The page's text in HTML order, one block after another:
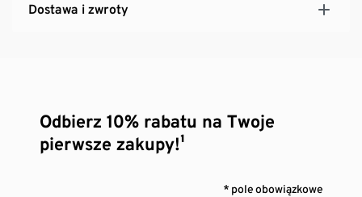
Dostawa i zwroty
Odbierz 10% rabatu na Twoje
pierwsze zakupy!¹
* pole obowiązkowe